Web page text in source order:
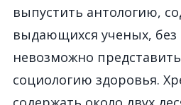
выпустить антологию,
выдающихся ученых, без
невозможно
социологию здоровья.